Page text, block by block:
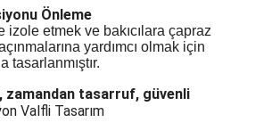
Önleme
izole etmek ve bakıcılara çapraz
yardımcı olmak için
tasarlanmıştır.
zamandan tasarruf, güvenli
Valfli Tasarım